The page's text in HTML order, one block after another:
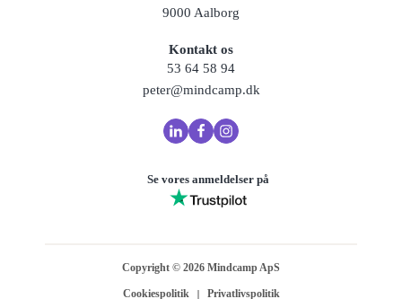
9000 Aalborg
Kontakt os
53 64 58 94
peter@mindcamp.dk
Se vores anmeldelser på
Copyright © 2026 Mindcamp ApS
Cookiespolitik Privatlivspolitik